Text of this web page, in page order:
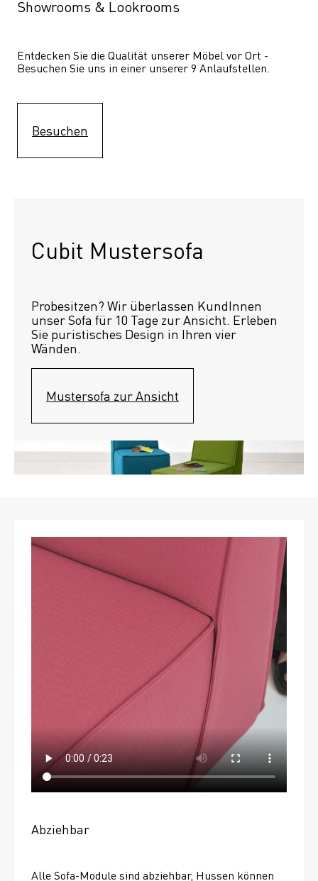
Showrooms & Lookrooms
Entdecken Sie die Qualität unserer Möbel vor Ort -
Besuchen Sie uns in einer unserer 9 Anlaufstellen.
Besuchen
Cubit Mustersofa
Probesitzen? Wir überlassen KundInnen
unser Sofa für 10 Tage zur Ansicht. Erleben
Sie puristisches Design in Ihren vier
Wänden.
Mustersofa zur Ansicht
Abziehbar
Alle Sofa-Module sind abziehbar, Hussen können